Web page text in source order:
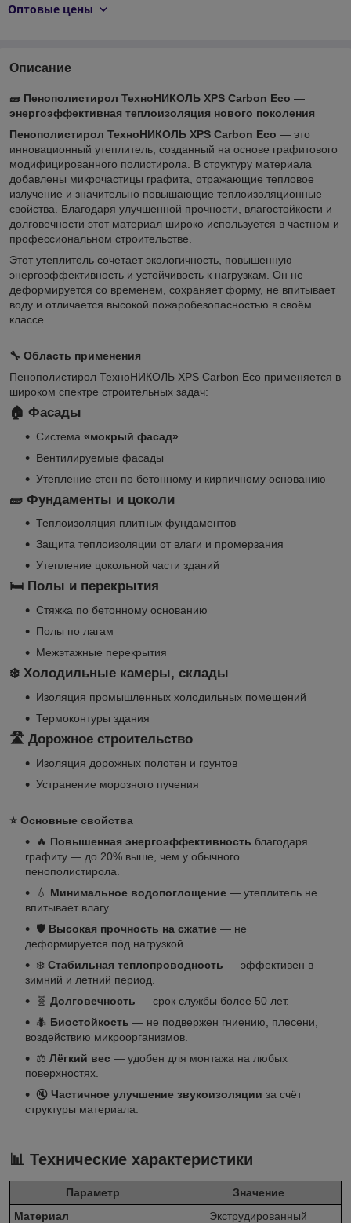
Оптовые цены
Описание
🧱 Пенополистирол ТехноНИКОЛЬ XPS Carbon Eco —
энергоэффективная теплоизоляция нового поколения
Пенополистирол ТехноНИКОЛЬ XPS Carbon Eco — это
инновационный утеплитель, созданный на основе графитового
модифицированного полистирола. В структуру материала
добавлены микрочастицы графита, отражающие тепловое
излучение и значительно повышающие теплоизоляционные
свойства. Благодаря улучшенной прочности, влагостойкости и
долговечности этот материал широко используется в частном и
профессиональном строительстве.
Этот утеплитель сочетает экологичность, повышенную
энергоэффективность и устойчивость к нагрузкам. Он не
деформируется со временем, сохраняет форму, не впитывает
воду и отличается высокой пожаробезопасностью в своём
классе.
🔧 Область применения
Пенополистирол ТехноНИКОЛЬ XPS Carbon Eco применяется в
широком спектре строительных задач:
🏠 Фасады
Система «мокрый фасад»
Вентилируемые фасады
Утепление стен по бетонному и кирпичному основанию
🧱 Фундаменты и цоколи
Теплоизоляция плитных фундаментов
Защита теплоизоляции от влаги и промерзания
Утепление цокольной части зданий
🛏 Полы и перекрытия
Стяжка по бетонному основанию
Полы по лагам
Межэтажные перекрытия
❄️ Холодильные камеры, склады
Изоляция промышленных холодильных помещений
Термоконтуры здания
🛣 Дорожное строительство
Изоляция дорожных полотен и грунтов
Устранение морозного пучения
⭐ Основные свойства
🔥 Повышенная энергоэффективность благодаря
графиту — до 20% выше, чем у обычного
пенополистирола.
💧 Минимальное водопоглощение — утеплитель не
впитывает влагу.
🛡 Высокая прочность на сжатие — не
деформируется под нагрузкой.
❄️ Стабильная теплопроводность — эффективен в
зимний и летний период.
🧬 Долговечность — срок службы более 50 лет.
🐜 Биостойкость — не подвержен гниению, плесени,
воздействию микроорганизмов.
⚖️ Лёгкий вес — удобен для монтажа на любых
поверхностях.
🔇 Частичное улучшение звукоизоляции за счёт
структуры материала.
📊 Технические характеристики
Параметр
Значение
Материал
Экструдированный